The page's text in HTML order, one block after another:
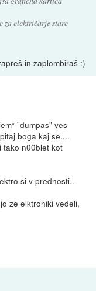
za električarje stare
in zaplombiraš :)
"dumpas" ves
boga kaj se....
tako n00blet kot
si v prednosti..
ze elktroniki vedeli,